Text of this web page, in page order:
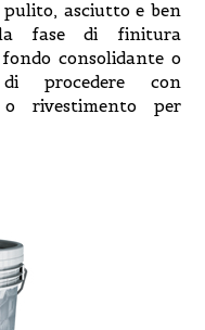
asciutto e ben
la fase di finitura
consolidante o
procedere con
rivestimento per